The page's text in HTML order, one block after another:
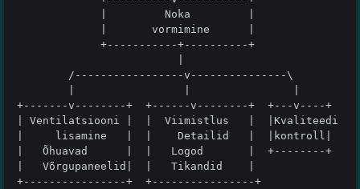
+-------v--------+  +------v--------+  +---v----+
| Ventilatsiooni |  |  Viimistlus   |  |Kvaliteedi
|     lisamine   |  |    Detailid   |  |kontroll|
|   Õhuavad      |  |   Logod       |  +--------+
|   Võrgupaneelid|  |   Tikandid    |
+----------------+  +----------------+